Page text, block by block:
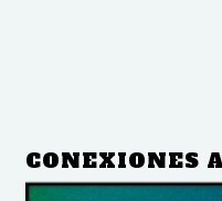
CONEXIONES